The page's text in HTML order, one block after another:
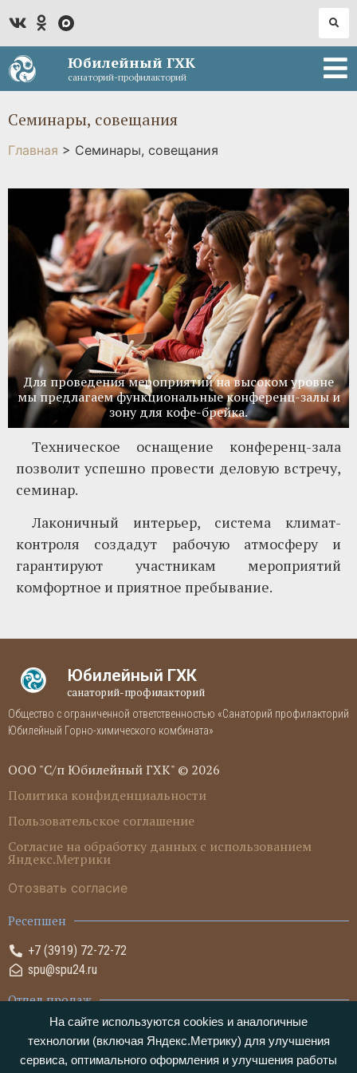
На сайте используются cookies и аналогичные
технологии (включая Яндекс.Метрику) для улучшения
сервиса, оптимального оформления и улучшения работы
Юбилейный ГХК
санаторий-профилакторий
Семинары, совещания
Главная > Семинары, совещания
Для проведения мероприятий на высоком уровне
мы предлагаем функциональные конференц-залы и
зону для кофе-брейка.
Техническое оснащение конференц-зала
позволит успешно провести деловую встречу,
семинар.
Лаконичный интерьер, система климат-
контроля создадут рабочую атмосферу и
гарантируют участникам мероприятий
комфортное и приятное пребывание.
Юбилейный ГХК
санаторий-профилакторий
Общество с ограниченной ответственностью «Санаторий профилакторий
Юбилейный Горно-химического комбината»
ООО "С/п Юбилейный ГХК" © 2026
Политика конфиденциальности
Пользовательское соглашение
Согласие на обработку данных с использованием
Яндекс.Метрики
Отозвать согласие
Ресепшен
+7 (3919) 72-72-72
spu@spu24.ru
Отдел продаж
+7 (3919) 72-05-05
sales@spu24.ru